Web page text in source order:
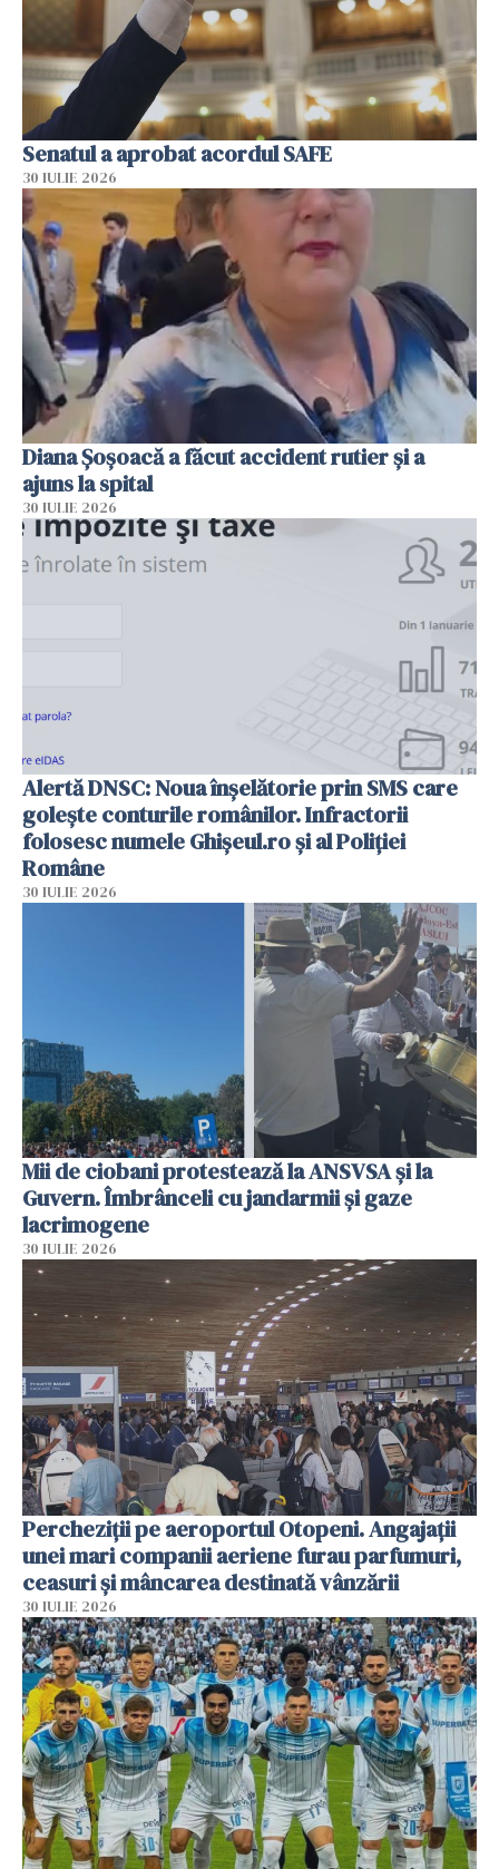
Senatul a aprobat acordul SAFE
30 IULIE 2026
Diana Șoșoacă a făcut accident rutier și a
ajuns la spital
30 IULIE 2026
Alertă DNSC: Noua înșelătorie prin SMS care
golește conturile românilor. Infractorii
folosesc numele Ghișeul.ro și al Poliției
Române
30 IULIE 2026
Mii de ciobani protestează la ANSVSA și la
Guvern. Îmbrânceli cu jandarmii și gaze
lacrimogene
30 IULIE 2026
Percheziții pe aeroportul Otopeni. Angajații
unei mari companii aeriene furau parfumuri,
ceasuri și mâncarea destinată vânzării
30 IULIE 2026